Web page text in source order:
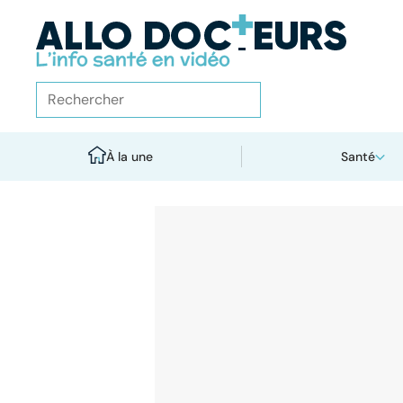
À la une Santé